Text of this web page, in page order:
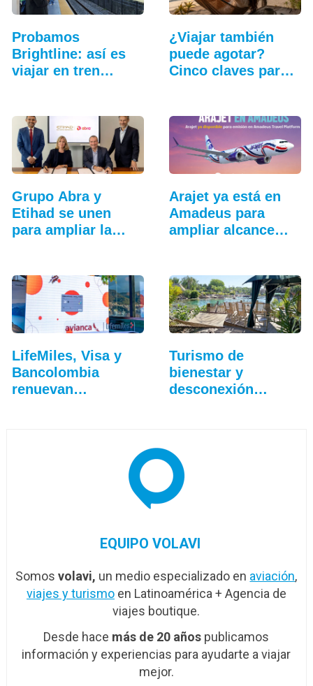
Probamos
Brightline: así es
viajar en tren
¿Viajar también
puede agotar?
Cinco claves para
Grupo Abra y
Etihad se unen
para ampliar la…
Arajet ya está en
Amadeus para
ampliar alcance
LifeMiles, Visa y
Bancolombia
renuevan
Turismo de
bienestar y
desconexión
EQUIPO VOLAVI
Somosvolavi, un medio especializado en aviación,
viajes y turismoen Latinoamérica + Agencia de
viajes boutique.
Desde hace más de 20 años publicamos
información y experiencias para ayudarte a viajar
mejor.